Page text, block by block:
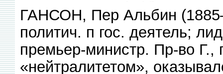
ГАНСОН, Пер Альбин
политич. п гос. деятель;
премьер-министр. Пр-во
«нейтралитетом»,